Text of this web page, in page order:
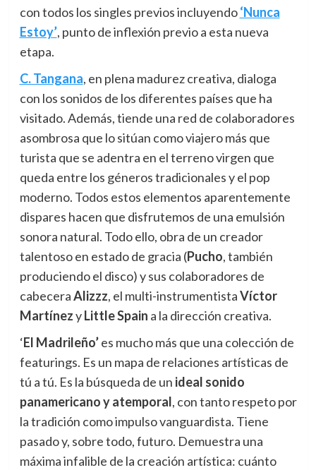
con todos los singles previos incluyendo‘Nunca
Estoy’, punto de inflexión previo a esta nueva
etapa.
C. Tangana, en plena madurez creativa, dialoga
con los sonidos de los diferentes países que ha
visitado. Además, tiende una red de colaboradores
asombrosa que lo sitúan como viajero más que
turista que se adentra en el terreno virgen que
queda entre los géneros tradicionales y el pop
moderno. Todos estos elementos aparentemente
dispares hacen que disfrutemos de una emulsión
sonora natural. Todo ello, obra de un creador
talentoso en estado de gracia (Pucho, también
produciendo el disco) y sus colaboradores de
cabeceraAlizzz, el multi-instrumentistaVíctor
MartínezyLittle Spain a la dirección creativa.
‘El Madrileño’es mucho más que una colección de
featurings. Es un mapa de relaciones artísticas de
tú a tú. Es la búsqueda de un ideal sonido
panamericano y atemporal, con tanto respeto por
la tradición como impulso vanguardista. Tiene
pasado y, sobre todo, futuro. Demuestra una
máxima infalible de la creación artística: cuánto